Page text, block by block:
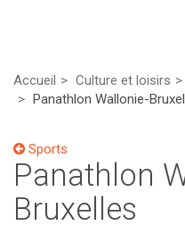
Accueil Culture et loisirs
Panathlon Wallonie-
Sports
Panathlon
Bruxelles